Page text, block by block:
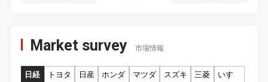
Market survey 市場情報
日経 トヨタ 日産 ホンダ マツダ スズキ 三菱
いすゞ